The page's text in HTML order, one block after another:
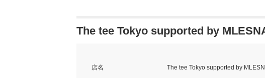
The tee Tokyo supported by
店名 The tee Tokyo supported by